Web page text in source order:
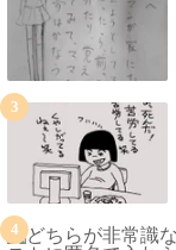
3
4